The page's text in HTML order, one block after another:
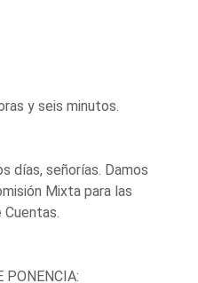
y seis minutos.
días, señorías. Damos
Mixta para las
PONENCIA: